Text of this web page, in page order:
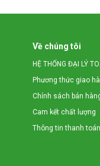
Về chúng tôi
HỆ THỐNG ĐẠI LÝ
Phương thức giao
Chính sách bán
Cam kết chất lượng
Thông tin thanh toán